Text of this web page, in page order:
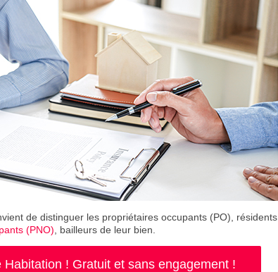
de distinguer les propriétaires occupants (PO), résidents
(PNO) , bailleurs de leur bien.
! Gratuit et sans engagement !